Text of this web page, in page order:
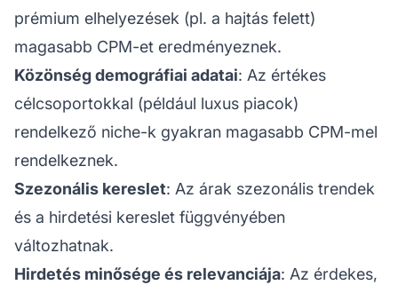
prémium elhelyezések (pl. a hajtás felett)
magasabb CPM-et eredményeznek.
Közönség demográfiai adatai: Az értékes
célcsoportokkal (például luxus piacok)
rendelkező niche-k gyakran magasabb CPM-mel
rendelkeznek.
Szezonális kereslet: Az árak szezonális trendek
és a hirdetési kereslet függvényében
változhatnak.
Hirdetés minősége és relevanciája: Az érdekes,